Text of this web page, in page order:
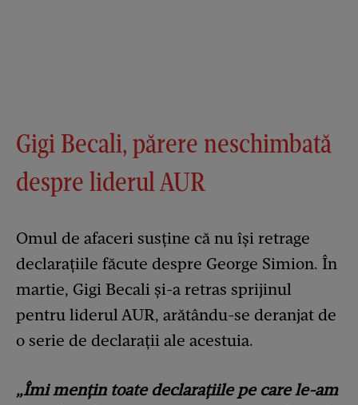
Gigi Becali, părere neschimbată
despre liderul AUR
Omul de afaceri susține că nu își retrage
declarațiile făcute despre George Simion. În
martie, Gigi Becali și-a retras sprijinul
pentru liderul AUR, arătându-se deranjat de
o serie de declarații ale acestuia.
„Îmi mențin toate declarațiile pe care le-am